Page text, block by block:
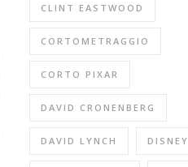
CLINT EASTWOOD
CORTOMETRAGGIO
CORTO PIXAR
DAVID CRONENBERG
DAVID LYNCH DISNEY